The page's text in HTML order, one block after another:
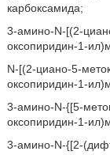
карбоксамида;
3-амино-N-[(2-
оксопиридин-1-
N-[(2-циано-5-
оксопиридин-1-
3-амино-N-{[5-
оксопиридин-1-
3-амино-N-{[2-